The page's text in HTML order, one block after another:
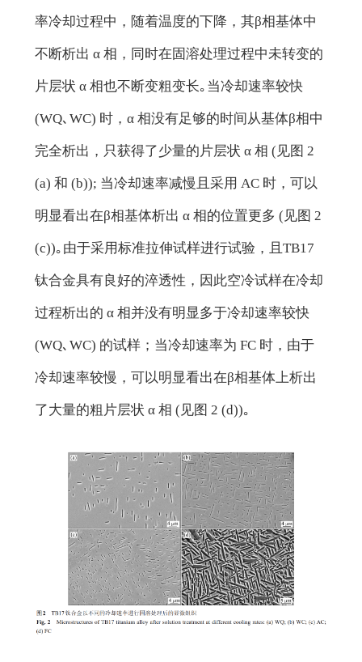
率冷却过程中，随着温度的下降，其β相基体中
不断析出 α 相，同时在固溶处理过程中未转变的
片层状 α 相也不断变粗变长｡当冷却速率较快
(WQ､WC) 时，α 相没有足够的时间从基体β相中
完全析出，只获得了少量的片层状 α 相 (见图 2
(a) 和 (b)); 当冷却速率减慢且采用 AC 时，可以
明显看出在β相基体析出 α 相的位置更多 (见图 2
(c))｡由于采用标准拉伸试样进行试验，且TB17
钛合金具有良好的淬透性，因此空冷试样在冷却
过程析出的 α 相并没有明显多于冷却速率较快
(WQ､WC) 的试样；当冷却速率为 FC 时，由于
冷却速率较慢，可以明显看出在β相基体上析出
了大量的粗片层状 α 相 (见图 2 (d))｡